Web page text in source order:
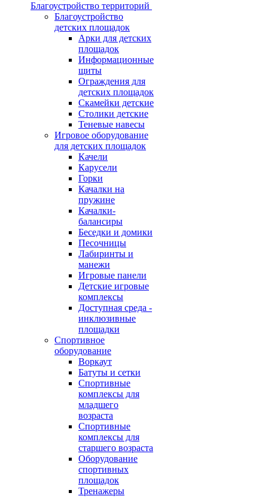
Благоустройство территорий
Благоустройство
детских площадок
Арки для детских
площадок
Информационные
щиты
Ограждения для
детских площадок
Скамейки детские
Столики детские
Теневые навесы
Игровое оборудование
для детских площадок
Качели
Карусели
Горки
Качалки на
пружине
Качалки-
балансиры
Беседки и домики
Песочницы
Лабиринты и
манежи
Игровые панели
Детские игровые
комплексы
Доступная среда -
инклюзивные
площадки
Спортивное
оборудование
Воркаут
Батуты и сетки
Спортивные
комплексы для
младшего
возраста
Спортивные
комплексы для
старшего возраста
Оборудование
спортивных
площадок
Тренажеры